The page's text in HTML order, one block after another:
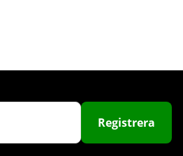
Köp!
Registrera